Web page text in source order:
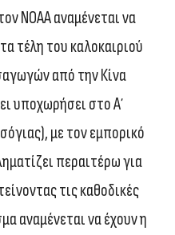
ΝΟΑΑ αναμένεται να
τέλη του καλοκαιριού
από την Κίνα
υποχωρήσει στο Α΄
με τον εμπορικό
περαιτέρω για
τις καθοδικές
αναμένεται να έχουν η